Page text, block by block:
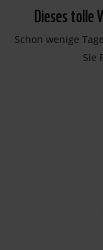
Dieses tolle
Schon wenige
Sie